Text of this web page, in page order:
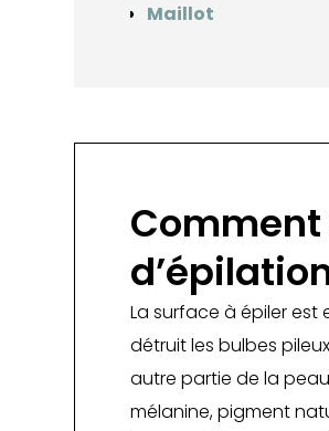
Maillot
Comment
La surface à épiler est
détruit les bulbes
autre partie de la
mélanine, pigment